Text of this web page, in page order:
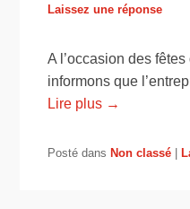
Laissez une réponse
A l’occasion des
informons que
Lire plus →
Posté dans Non classé